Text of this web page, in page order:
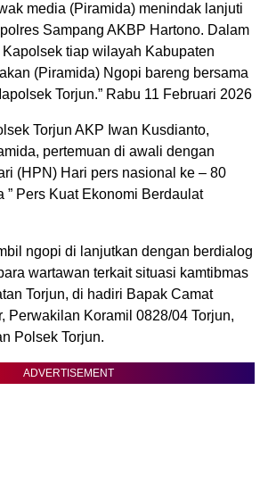
media (Piramida) menindak lanjuti
Sampang AKBP Hartono. Dalam
tiap wilayah Kabupaten
(Piramida) Ngopi bareng bersama
Torjun.” Rabu 11 Februari 2026
Torjun AKP Iwan Kusdianto,
pertemuan di awali dengan
(HPN) Hari pers nasional ke – 80
” Pers Kuat Ekonomi Berdaulat
ngopi di lanjutkan dengan berdialog
wartawan terkait situasi kamtibmas
Torjun, di hadiri Bapak Camat
Perwakilan Koramil 0828/04 Torjun,
Polsek Torjun.
ADVERTISEMENT